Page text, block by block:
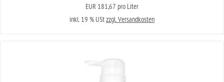
EUR 181,67 pro Liter
inkl. 19 % UStzzgl. Versandkosten